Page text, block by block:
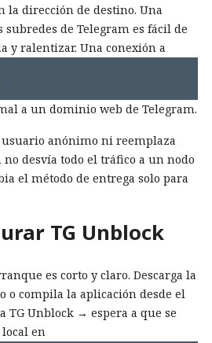
la dirección de destino. Una
de Telegram es fácil de
y ralentizar. Una conexión a
a un dominio web de Telegram.
usuario anónimo ni reemplaza
no desvía todo el tráfico a un nodo
el método de entrega solo para
TG Unblock
es corto y claro. Descarga la
o compila la aplicación desde el
TG Unblock → espera a que se
en